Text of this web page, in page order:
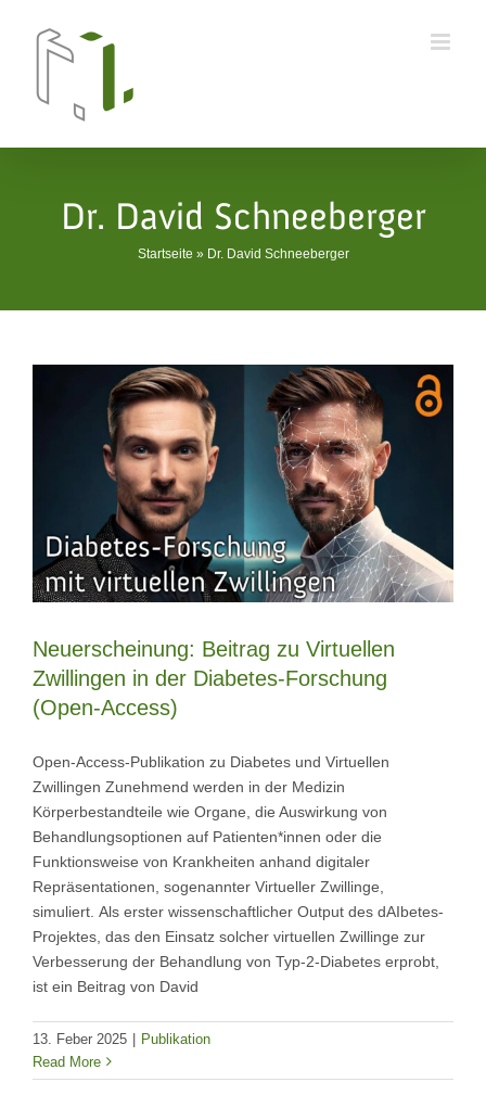
Dr. David Schneeberger
Startseite » Dr. David Schneeberger
Neuerscheinung: Beitrag zu Virtuellen
Zwillingen in der Diabetes-Forschung
(Open-Access)
Open-Access-Publikation zu Diabetes und Virtuellen
Zwillingen Zunehmend werden in der Medizin
Körperbestandteile wie Organe, die Auswirkung von
Behandlungsoptionen auf Patienten*innen oder die
Funktionsweise von Krankheiten anhand digitaler
Repräsentationen, sogenannter Virtueller Zwillinge,
simuliert. Als erster wissenschaftlicher Output des dAIbetes-
Projektes, das den Einsatz solcher virtuellen Zwillinge zur
Verbesserung der Behandlung von Typ-2-Diabetes erprobt,
ist ein Beitrag von David
13. Feber 2025 | Publikation
Read More